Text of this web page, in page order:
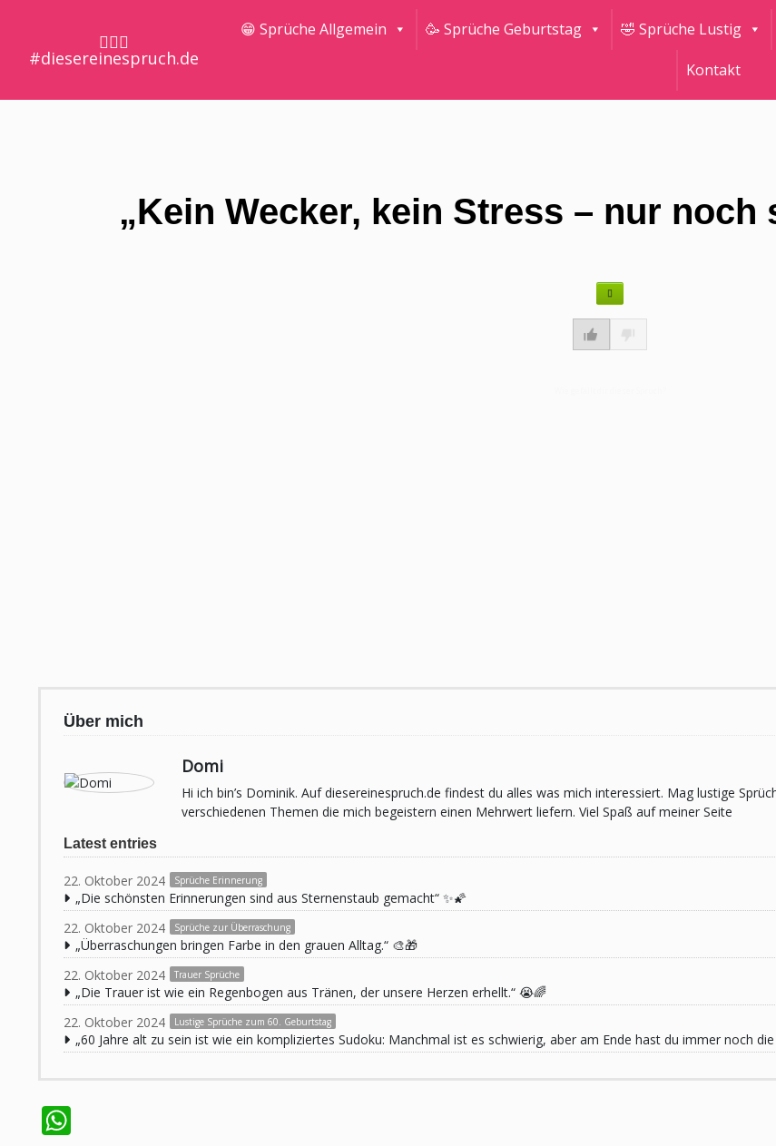
🤷🏼‍♀️
#diesereinespruch.de
😁 Sprüche Allgemein 🥳 Sprüche Geburtstag 🤣 Sprüche Lustig
Kontakt
„Kein Wecker, kein Stress – nur noch
Über mich
Domi
Hi ich bin’s Dominik. Auf diesereinespruch.de findest du alles was mich interessiert. Mag lustige
verschiedenen Themen die mich begeistern einen Mehrwert liefern. Viel Spaß auf meiner Seite
Latest entries
22. Oktober 2024 Sprüche Erinnerung
„Die schönsten Erinnerungen sind aus Sternenstaub gemacht“ ✨🌠
22. Oktober 2024
Sprüche zur Überraschung
„Überraschungen bringen Farbe in den grauen Alltag.“ 🎨🎁
22. Oktober 2024
Trauer Sprüche
„Die Trauer ist wie ein Regenbogen aus Tränen, der unsere Herzen erhellt.“ 😭🌈
22. Oktober 2024
Lustige Sprüche zum 60. Geburtstag
„60 Jahre alt zu sein ist wie ein kompliziertes Sudoku: Manchmal ist es schwierig, aber am Ende hast du immer noch